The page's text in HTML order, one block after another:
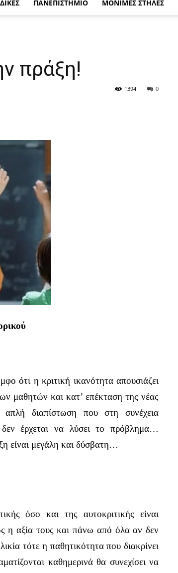
ΠΑΝΕΠΙΣΤΗΜΙΟ ΜΟΝΙΜΕΣ ΣΤΗΛΕΣ
πράξη!
0
1394
ότι η κριτική ικανότητα απουσιάζει
μαθητών και κατ’ επέκταση της νέας
διαπίστωση που στη συνέχεια
έρχεται να λύσει το πρόβλημα…
είναι μεγάλη και δύσβατη…
όσο και της αυτοκριτικής είναι
η αξία τους και πάνω από όλα αν δεν
τότε η παθητικότητα που διακρίνει
καθημερινά θα συνεχίσει να